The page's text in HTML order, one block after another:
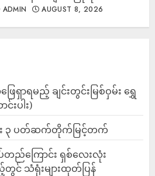
ADMIN AUGUST 8, 2026
ေရှာရမည့် ချင်းတွင်းမြစ်ဝှမ်း ရွှေ
းပါး)
၃ ပတ်ဆက်တိုက်မြင့်တက်
တည်ကြောင်း ရှစ်လေးလုံး
တွင် သံရုံးများထုတ်ပြန်